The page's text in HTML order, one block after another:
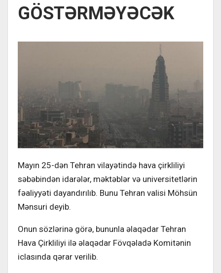
GÖSTƏRMƏYƏCƏK
Mayın 25-dən Tehran vilayətində hava çirkliliyi
səbəbindən idarələr, məktəblər və universitetlərin
fəaliyyəti dayandırılıb. Bunu Tehran valisi Möhsün
Mənsuri deyib.
Onun sözlərinə görə, bununla əlaqədar Tehran
Hava Çirkliliyi ilə əlaqədar Fövqəladə Komitənin
iclasında qərar verilib.